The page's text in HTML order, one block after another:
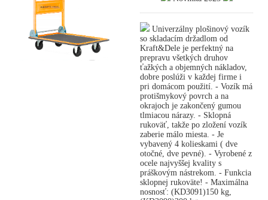
Univerzálny plošinový vozík
so skladacím držadlom od
Kraft&Dele je perfektný na
prepravu všetkých druhov
ťažkých a objemných nákladov,
dobre poslúži v každej firme i
pri domácom použití. - Vozík má
protišmykový povrch a na
okrajoch je zakončený gumou
tlmiacou nárazy. - Sklopná
rukoväť, takže po zložení vozík
zaberie málo miesta. - Je
vybavený 4 kolieskami ( dve
otočné, dve pevné). - Vyrobené z
ocele najvyššej kvality s
práškovým nástrekom. - Funkcia
sklopnej rukoväte! - Maximálna
nosnosť: (KD3091)150 kg,